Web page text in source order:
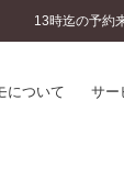
13時迄の予約
について サー